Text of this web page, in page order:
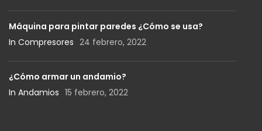
Máquina para pintar paredes ¿Cómo se usa?
In Compresores 24 febrero, 2022
¿Cómo armar un andamio?
In Andamios 15 febrero, 2022